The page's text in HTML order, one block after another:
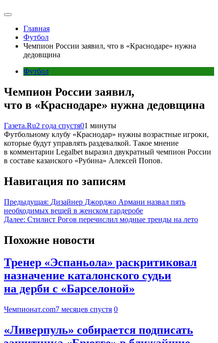
Главная
Футбол
Чемпион России заявил, что в «Краснодаре» нужна
дедовщина
Футбол
Чемпион России заявил,
что в «Краснодаре» нужна дедовщина
Газета.Ru2 года спустя01 минуты
Футбольному клубу «Краснодар» нужны возрастные игроки,
которые будут управлять раздевалкой. Такое мнение
в комментарии Legalbet выразил двукратный чемпион России
в составе казанского «Рубина» Алексей Попов.
Навигация по записям
Предыдущая: Дизайнер Джорджо Армани назвал пять
необходимых вещей в женском гардеробе
Далее: Стилист Рогов перечислил модные тренды на лето
Похожие новости
Тренер «Эспаньола» раскритиковал
назначение каталонского судьи
на дерби с «Барселоной»
Чемпионат.com7 месяцев спустя 0
«Ливерпуль» собирается подписать